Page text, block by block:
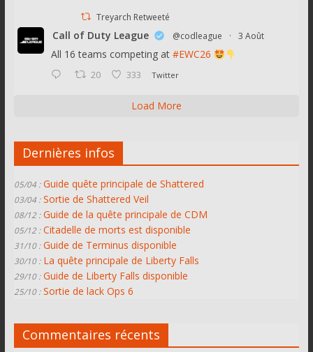
Treyarch Retweeté
Call of Duty League @codleague · 3 Août
All 16 teams competing at #EWC26
20 333 Twitter
Load More
Dernières infos
05/04 : Guide quête principale de Shattered
03/04 : Sortie de Shattered Veil
08/12 : Guide de la quête principale de CDM
05/12 : Citadelle de morts est disponible
31/10 : Guide de Terminus disponible
30/10 : La quête principale de Liberty Falls
29/10 : Guide de Liberty Falls disponible
25/10 : Sortie de lack Ops 6
Commentaires récents